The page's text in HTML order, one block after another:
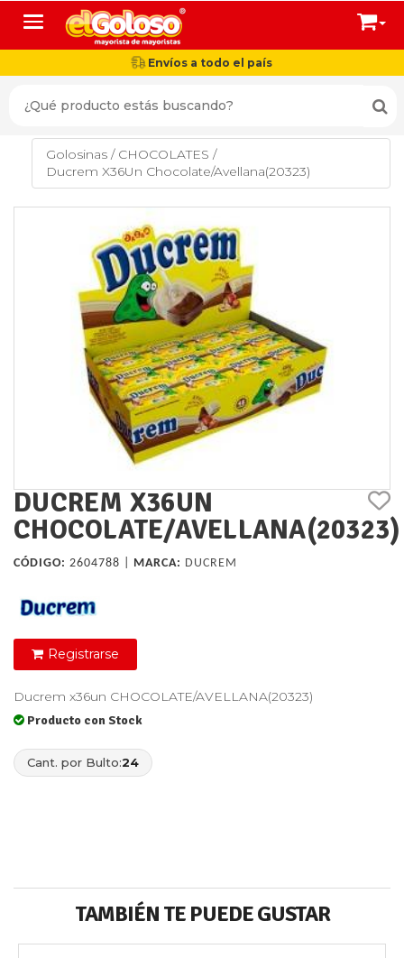
Toggle navigation
Envíos a todo el país
Golosinas / CHOCOLATES /
Ducrem X36Un Chocolate/Avellana(20323)
DUCREM X36UN
CHOCOLATE/AVELLANA(20323)
CÓDIGO: 2604788 | MARCA: DUCREM
Registrarse
Ducrem x36un CHOCOLATE/AVELLANA(20323)
Producto con Stock
Cant. por Bulto:24
TAMBIÉN TE PUEDE GUSTAR